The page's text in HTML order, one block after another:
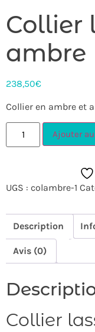
Collier
ambre
238,50€
Collier en ambre et
Ajouter
UGS : colambre-1
Description
Avis (0)
Collier